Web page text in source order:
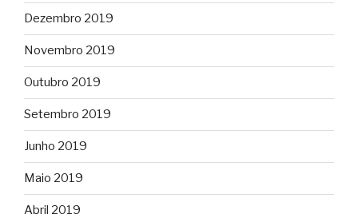
Dezembro 2019
Novembro 2019
Outubro 2019
Setembro 2019
Junho 2019
Maio 2019
Abril 2019